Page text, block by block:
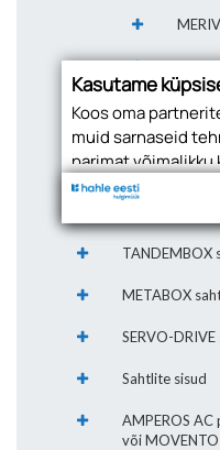
ja
LEGRABOX
TANDEMBOX
METABOX
SERVO-
Sahtlite sisud
AMPEROS
või
Kasutame
Koos oma
muid sarnaseid
parimat
asjakohast
Nõustudes lubate
kasutamiseks
tehnoloogiaid.
anda, klõpsates